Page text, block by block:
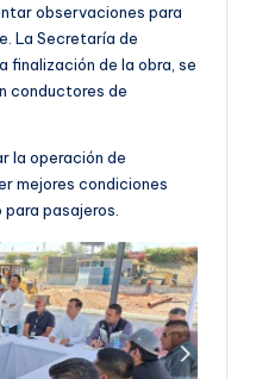
observaciones para
La Secretaría de
finalización de la obra, se
conductores de
la operación de
mejores condiciones
pasajeros.